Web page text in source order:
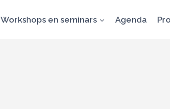
Workshops en seminars Agenda